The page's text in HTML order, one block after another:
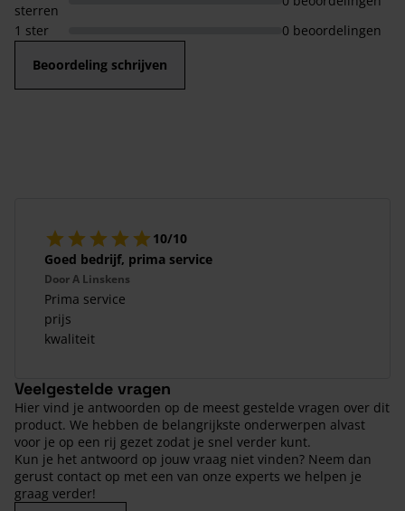
sterren
1 ster
0 beoordelingen
Beoordeling schrijven
10/10
Goed bedrijf, prima service
DoorA Linskens
Prima service
prijs
kwaliteit
Veelgestelde vragen
Hier vind je antwoorden op de meest gestelde vragen over dit
product. We hebben de belangrijkste onderwerpen alvast
voor je op een rij gezet zodat je snel verder kunt.
Kun je het antwoord op jouw vraag niet vinden? Neem dan
gerust contact op met een van onze experts we helpen je
graag verder!